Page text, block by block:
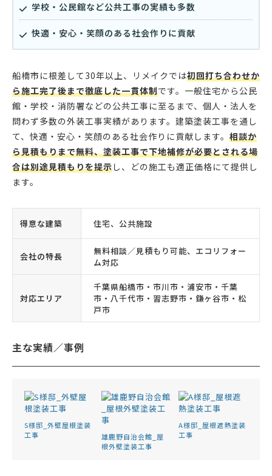
学校・公民館など公共工事の実績も多数
快適・安心・笑顔のある社会作りに貢献
船橋市に根差して30年以上、リメイクでは初回打ち合わせか
ら施工完了後まで徹底した一貫体制です。一般住宅から公民
館・学校・消防署などの公共工事に至るまで、個人・法人を
問わず多数の外装工事実績があります。建築塗装工事を通し
て、快適・安心・笑顔のある社会作りに貢献します。 相談か
ら見積もりまで無料、塗装工事で下地補修が必要とされる場
合は別途見積もりを提示し、どの施工も適正価格にて提供し
ます。
得意な建築 住宅、公共施設
会社の特長
無料相談／見積もり可能、エコリフォー
ム対応
対応エリア
千葉県船橋市・市川市・浦安市・千葉
市・八千代市・習志野市・鎌ヶ谷市・松
戸市
主な実績／事例
S様邸_外壁屋根塗装
工事
雄鹿野自治会館_屋
根外壁塗装工事
A様邸_屋根遮熱塗装
工事